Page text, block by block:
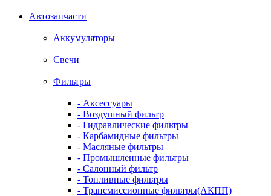
Автозапчасти
Аккумуляторы
Свечи
Фильтры
- Аксессуары
- Воздушный фильтр
- Гидравлические фильтры
- Карбамидные фильтры
- Масляные фильтры
- Промышленные фильтры
- Салонный фильтр
- Топливные фильтры
- Трансмиссионные фильтры(АКПП)